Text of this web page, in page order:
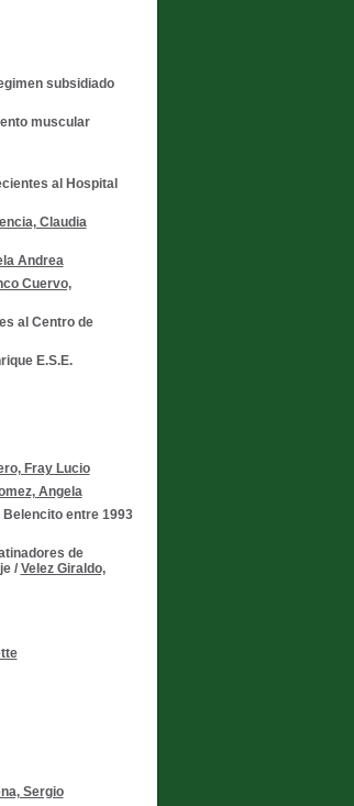
subsidiado
muscular
al Hospital
Claudia
Andrea
Cuervo,
al Centro de
E.S.E.
Fray Lucio
Angela
entre 1993
de
/ Velez Giraldo,
Sergio